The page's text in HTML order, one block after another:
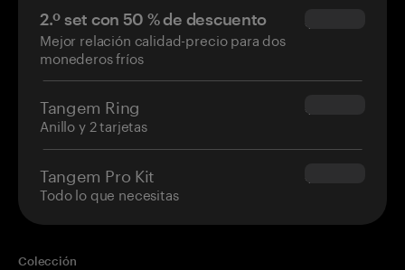
2.º set con 50 % de descuento
Mejor relación calidad-precio para dos
monederos fríos
$34.95
Tangem Ring
Anillo y 2 tarjetas
$160.00
Tangem Pro Kit
Todo lo que necesitas
$180.00
Colección